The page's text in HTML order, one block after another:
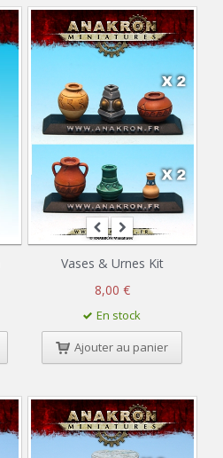
Vases & Urnes Kit
8,00 €
En stock
Ajouter au panier